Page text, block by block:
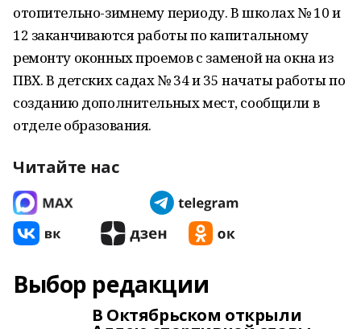
отопительно-зимнему периоду. В школах № 10 и
12 заканчиваются работы по капитальному
ремонту оконных проемов с заменой на окна из
ПВХ. В детских садах № 34 и 35 начаты работы по
созданию дополнительных мест, сообщили в
отделе образования.
Читайте нас
Выбор редакции
В Октябрьском открыли